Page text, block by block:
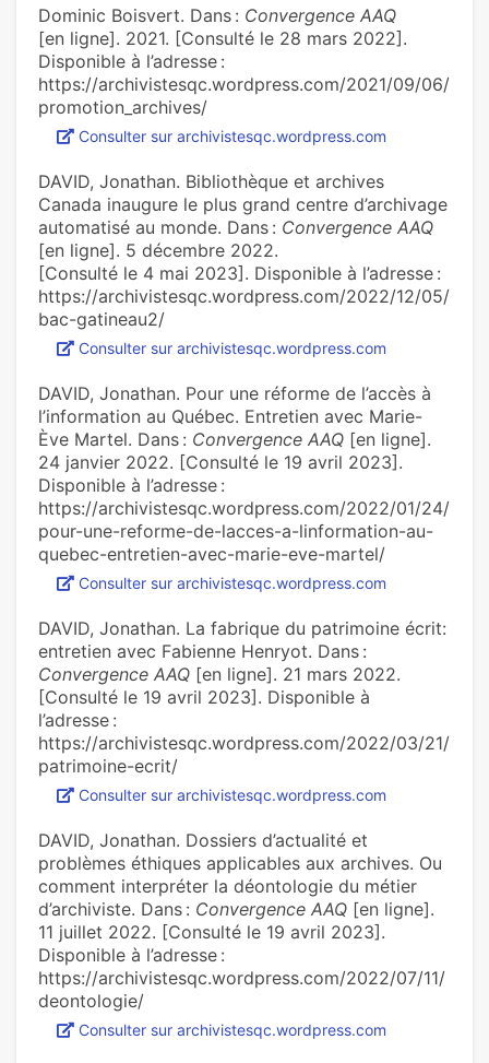
Dominic Boisvert. Dans : Convergence AAQ
[en ligne]. 2021. [Consulté le 28 mars 2022].
Disponible à l’adresse :
https://archivistesqc.wordpress.com/2021/09/06/
promotion_archives/
Consulter sur archivistesqc.wordpress.com
DAVID, Jonathan. Bibliothèque et archives
Canada inaugure le plus grand centre d’archivage
automatisé au monde. Dans : Convergence AAQ
[en ligne]. 5 décembre 2022.
[Consulté le 4 mai 2023]. Disponible à l’adresse :
https://archivistesqc.wordpress.com/2022/12/05/
bac-gatineau2/
Consulter sur archivistesqc.wordpress.com
DAVID, Jonathan. Pour une réforme de l’accès à
l’information au Québec. Entretien avec Marie-
Ève Martel. Dans : Convergence AAQ [en ligne].
24 janvier 2022. [Consulté le 19 avril 2023].
Disponible à l’adresse :
https://archivistesqc.wordpress.com/2022/01/24/
pour-une-reforme-de-lacces-a-linformation-au-
quebec-entretien-avec-marie-eve-martel/
Consulter sur archivistesqc.wordpress.com
DAVID, Jonathan. La fabrique du patrimoine écrit:
entretien avec Fabienne Henryot. Dans :
Convergence AAQ [en ligne]. 21 mars 2022.
[Consulté le 19 avril 2023]. Disponible à
l’adresse :
https://archivistesqc.wordpress.com/2022/03/21/
patrimoine-ecrit/
Consulter sur archivistesqc.wordpress.com
DAVID, Jonathan. Dossiers d’actualité et
problèmes éthiques applicables aux archives. Ou
comment interpréter la déontologie du métier
d’archiviste. Dans : Convergence AAQ [en ligne].
11 juillet 2022. [Consulté le 19 avril 2023].
Disponible à l’adresse :
https://archivistesqc.wordpress.com/2022/07/11/
deontologie/
Consulter sur archivistesqc.wordpress.com